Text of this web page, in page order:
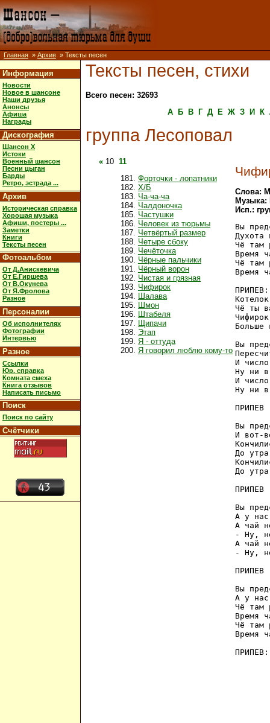
Главная » Архив » Тексты песен
Информация
Новости
Новое в шансоне
Наши друзья
Анонсы
Афиша
Награды
Дискография
Шансон X
Истоки
Военный шансон
Песни цыган
Барды
Ретро, эстрада ...
Архив
Историческая справка
Хорошая музыка
Афиши, постеры ...
Заметки
Книги
Тексты песен
Фотоальбом
От Д.Анискевича
От Е.Гиршева
От В.Окунева
От Я.Фролова
Разное
Персоналии
Об исполнителях
Фотографии
Интервью
Разное
Ссылки
Юр. справка
Комната смеха
Книга отзывов
Написать письмо
Поиск
Поиск по сайту
Счётчики
Тексты песен, стихи
Всего песен: 32693
А
Б В Г Д Е Ж З И К
группа Лесоповал
« 10 11
Форточки - лопатники
Х/Б
Ча-ча-ча
Чалдоночка
Частушки
Человек из тюрьмы
Четвёртый размер
Четыре сбоку
Чечёточка
Чёрные пальчики
Чёрный ворон
Чистая и грязная
Чифирок
Шалава
Шмон
Штабеля
Щипачи
Этап
Я - оттуда
Я говорил люблю кому-то
Слова:
Исп.:
Вы
Духота
Чё там
Время
Чё там
Время
ПРИПЕВ:
Чё ты
Вы
И
Ну ни
И
Ну ни
ПРИПЕВ
Вы
И вот-
До
До
ПРИПЕВ
Вы
А у
А чай
- Ну,
А чай
- Ну,
ПРИПЕВ
Вы
А у
Чё там
Время
Чё там
Время